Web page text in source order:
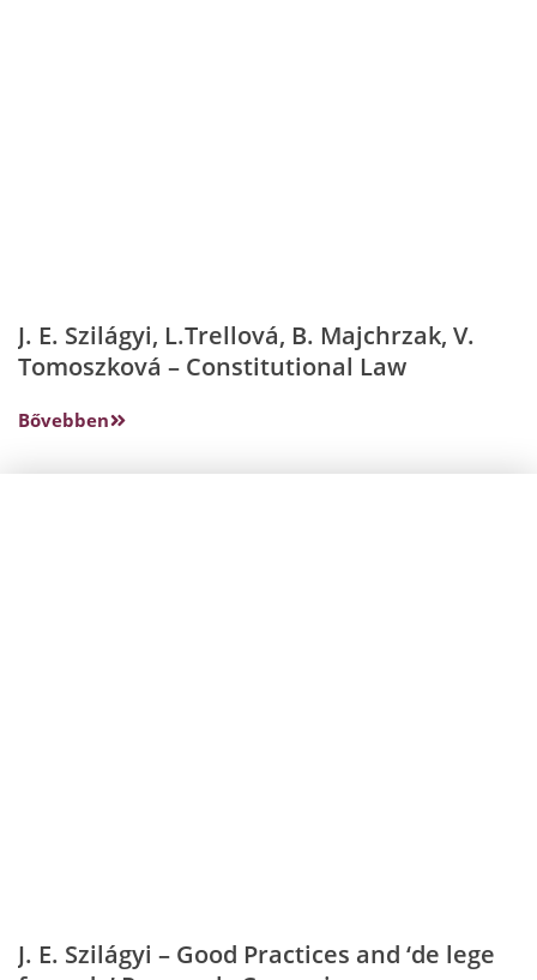
J. E. Szilágyi, L.Trellová, B. Majchrzak, V.
Tomoszková – Constitutional Law
Bővebben
J. E. Szilágyi – Good Practices and ‘de lege